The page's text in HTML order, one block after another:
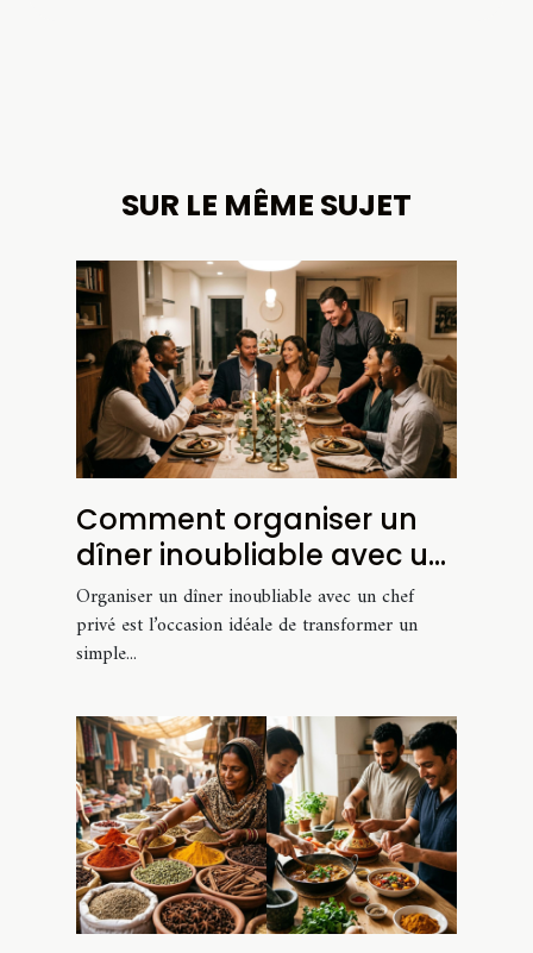
SUR LE MÊME SUJET
Comment organiser un
dîner inoubliable avec un
chef privé?
Organiser un dîner inoubliable avec un chef
privé est l’occasion idéale de transformer un
simple...